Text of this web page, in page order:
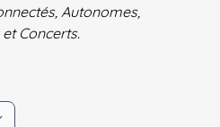
Autonomes,
Concerts.